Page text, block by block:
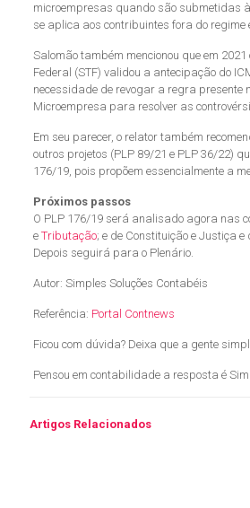
microempresas quando são submetidas
se aplica aos contribuintes fora do
Salomão também mencionou que em 2021
Federal (STF) validou a antecipação do
necessidade de revogar a regra presente
Microempresa para resolver as
Em seu parecer, o relator também
outros projetos (PLP 89/21 e PLP 36/22)
176/19, pois propõem essencialmente a
Próximos passos
O PLP 176/19 será analisado agora nas
e Tributação; e de Constituição e Justiça
Depois seguirá para o Plenário.
Autor: Simples Soluções Contabéis
Referência: Portal Contnews
Ficou com dúvida? Deixa que a gente
Pensou em contabilidade a resposta é
Artigos Relacionados